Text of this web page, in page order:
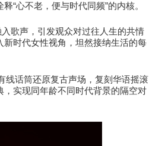
释“心不老，便与时代同频”的内核。
歌声，引发观众对过往人生的共情
新时代女性视角 ， 坦然接纳生活的每
线话筒还原复古声场，复刻华语摇滚
实现同年龄不同时代背景的隔空对